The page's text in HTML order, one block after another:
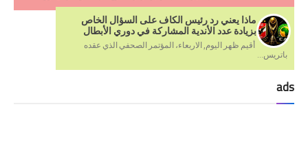
ماذا يعني رد رئيس الكاف على السؤال الخاص
بزيادة عدد الأندية المشاركة في دوري الأبطال
أقيم ظهر اليوم, الاربعاء، المؤتمر الصحفي الذي عقده
باتريس...
ads